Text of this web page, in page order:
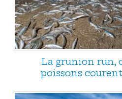
La grunion run,
poissons